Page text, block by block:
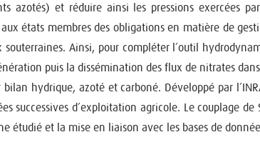
azotés) et réduire ainsi les pressions exercées
états membres des obligations en matière de
Ainsi, pour compléter l’outil
puis la dissémination des flux de nitrates
hydrique, azoté et carboné. Développé par
d’exploitation agricole. Le couplage de
et la mise en liaison avec les bases de